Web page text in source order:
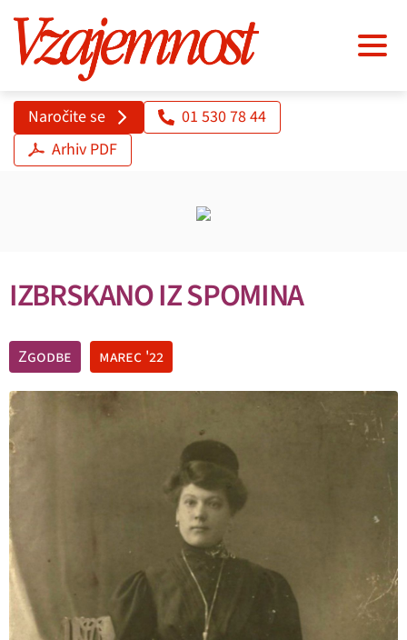
Naročite se
01 530 78 44
Arhiv PDF
IZBRSKANO IZ SPOMINA
Zgodbe marec '22